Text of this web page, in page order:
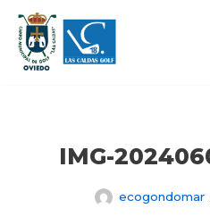
Saltar
al
IMG-
ecogondomar